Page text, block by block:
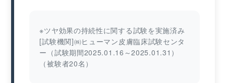
※ツヤ効果の持続性に関する試験を実施済み
[試験機関]㈱ヒューマン皮膚臨床試験センタ
ー（試験期間2025.01.16～2025.01.31）
（被験者20名）